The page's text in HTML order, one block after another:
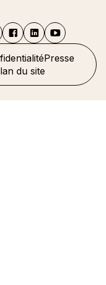
Presse
du site